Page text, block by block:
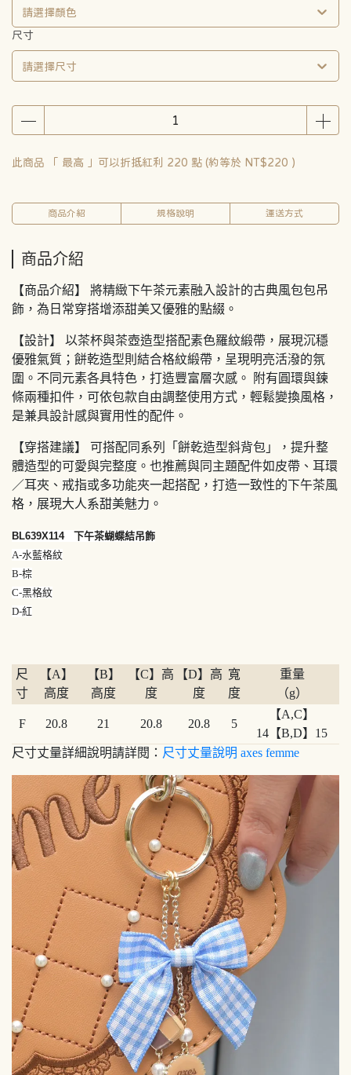
請選擇顏色
尺寸
請選擇尺寸
此商品 「 最高 」可以折抵紅利 220 點 (約等於 NT$220 )
商品介紹 規格說明 運送方式
商品介紹
【商品介紹】 將精緻下午茶元素融入設計的古典風包包吊
飾，為日常穿搭增添甜美又優雅的點綴。
【設計】 以茶杯與茶壺造型搭配素色羅紋緞帶，展現沉穩
優雅氣質；餅乾造型則結合格紋緞帶，呈現明亮活潑的氛
圍。不同元素各具特色，打造豐富層次感。 附有圓環與鍊
條兩種扣件，可依包款自由調整使用方式，輕鬆變換風格，
是兼具設計感與實用性的配件。
【穿搭建議】 可搭配同系列「餅乾造型斜背包」，提升整
體造型的可愛與完整度。也推薦與同主題配件如皮帶、耳環
／耳夾、戒指或多功能夾一起搭配，打造一致性的下午茶風
格，展現大人系甜美魅力。
BL639X114 下午茶蝴蝶結吊飾
A-水藍格紋
B-棕
C-黑格紋
D-紅
尺
寸
【A】
高度
【B】
高度
【C】高
度
【D】高
度
寬
度
重量
（g）
F 20.8 21 20.8 20.8 5
【A,C】
14【B,D】15
尺寸丈量詳細說明請詳閱： 尺寸丈量說明 axes femme